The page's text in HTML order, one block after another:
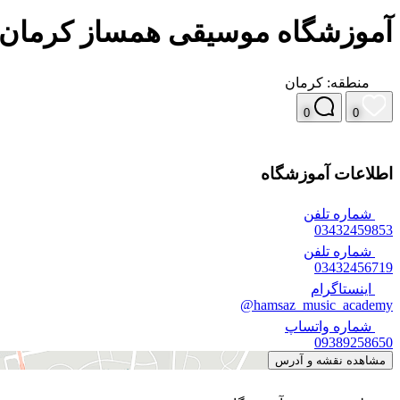
آموزشگاه موسیقی همساز
منطقه: کرمان
0
0
اطلاعات آموزشگاه
شماره تلفن
03432459853
شماره تلفن
03432456719
اینستاگرام
hamsaz_music_academy@
شماره واتساپ
09389258650
مشاهده نقشه و آدرس